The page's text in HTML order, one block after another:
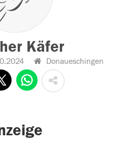
Käfer
Donaueschingen